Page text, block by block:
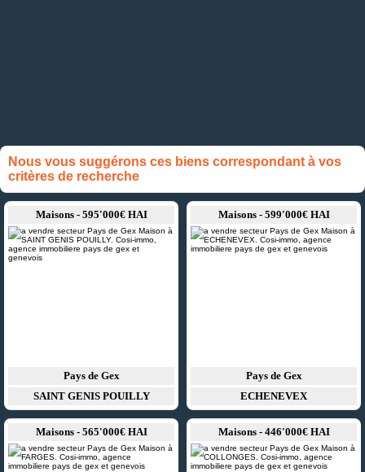
Nous vous suggérons ces biens correspondant à vos
critères de recherche
Maisons - 595'000€ HAI
Pays de Gex
SAINT GENIS POUILLY
Maisons - 599'000€ HAI
Pays de Gex
ECHENEVEX
Maisons - 565'000€ HAI Maisons - 446'000€ HAI